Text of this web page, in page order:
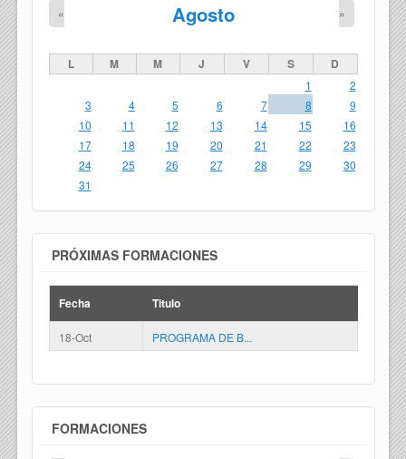
Agosto
« »
L M M J V S D
1
2
3
4 5 6 7 8
9
10
11 12 13 14 15
16
17
18 19 20 21 22
23
24
25 26 27 28 29
30
31
PRÓXIMAS FORMACIONES
Fecha Titulo
18-Oct PROGRAMA DE B...
FORMACIONES